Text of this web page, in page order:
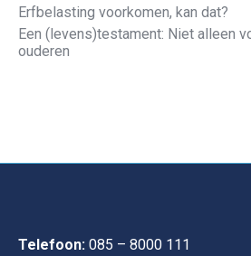
Erfbelasting voorkomen, kan dat?
Een (levens)testament: Niet alleen
ouderen
Telefoon: 085 – 8000 111